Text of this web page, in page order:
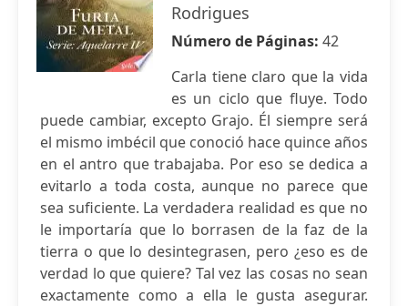
Rodrigues
Número de Páginas: 42
Carla tiene claro que la vida
es un ciclo que fluye. Todo
puede cambiar, excepto Grajo. Él siempre será
el mismo imbécil que conoció hace quince años
en el antro que trabajaba. Por eso se dedica a
evitarlo a toda costa, aunque no parece que
sea suficiente. La verdadera realidad es que no
le importaría que lo borrasen de la faz de la
tierra o que lo desintegrasen, pero ¿eso es de
verdad lo que quiere? Tal vez las cosas no sean
exactamente como a ella le gusta asegurar.